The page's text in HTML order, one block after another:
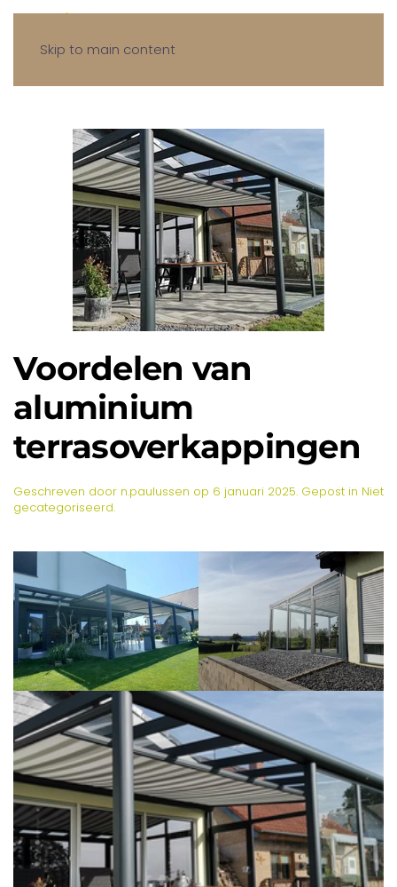
Skip to main content
Voordelen van
aluminium
terrasoverkappingen
Geschreven door n.paulussen op 6 januari 2025. Gepost in Niet
gecategoriseerd.